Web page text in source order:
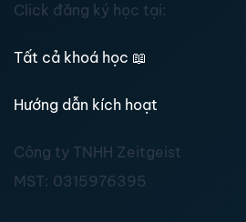
Click đăng ký học tại:
Tất cả khoá học 📖
Hướng dẫn kích hoạt
Công ty TNHH Zeitgeist
MST: 0315976395